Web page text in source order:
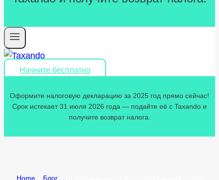
Начните бесплатно
Оформите налоговую декларацию за 2025 год прямо сейчас!
Срок истекает 31 июля 2026 года — подайте её с Taxando и
получите возврат налога.
Home» Блог»